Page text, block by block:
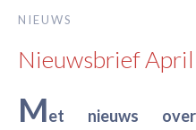
NIEUWS
Nieuwsbrief
Met nieuws